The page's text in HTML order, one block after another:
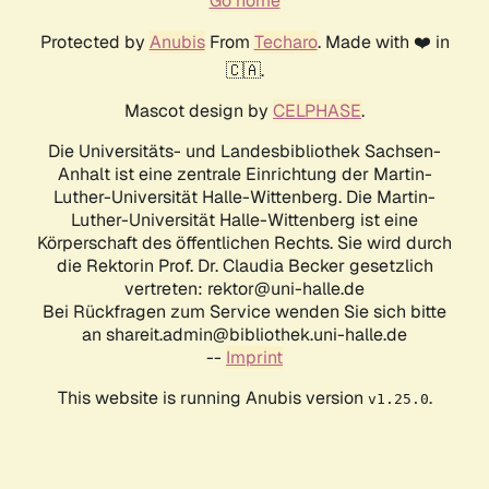
Protected by AnubisFrom Techaro. Made with ❤️ in
🇨🇦.
Mascot design by CELPHASE.
Die Universitäts- und Landesbibliothek Sachsen-
Anhalt ist eine zentrale Einrichtung der Martin-
Luther-Universität Halle-Wittenberg. Die Martin-
Luther-Universität Halle-Wittenberg ist eine
Körperschaft des öffentlichen Rechts. Sie wird durch
die Rektorin Prof. Dr. Claudia Becker gesetzlich
vertreten: rektor@uni-halle.de
Bei Rückfragen zum Service wenden Sie sich bitte
an shareit.admin@bibliothek.uni-halle.de
-- Imprint
This website is running Anubis version v1.25.0.